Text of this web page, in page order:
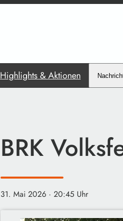
Highlights & Aktionen
BRK
31. Mai 2026 · 20:45 Uhr